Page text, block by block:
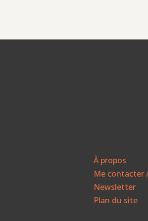
À propos
Me contacter
Newsletter
Plan du site